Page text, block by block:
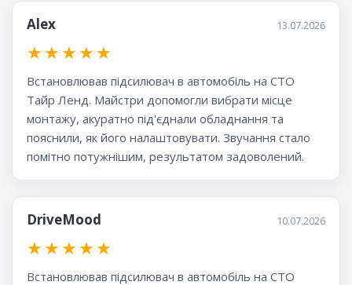
Alex 13.07.2026
★★★★★
Встановлював підсилювач в автомобіль на СТО
Тайр Ленд. Майстри допомогли вибрати місце
монтажу, акуратно під'єднали обладнання та
пояснили, як його налаштовувати. Звучання стало
помітно потужнішим, результатом задоволений.
DriveMood 10.07.2026
★★★★★
Встановлював підсилювач в автомобіль на СТО